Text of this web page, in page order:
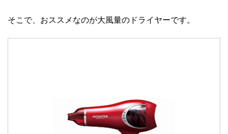
そこで、おススメなのが大風量のドライヤーです。